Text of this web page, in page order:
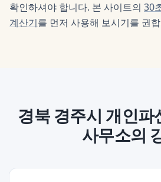
확인하셔야 합니다. 본 사이트의 30
계산기를 먼저 사용해 보시기를 권
경북 경주시 개인파
사무소의